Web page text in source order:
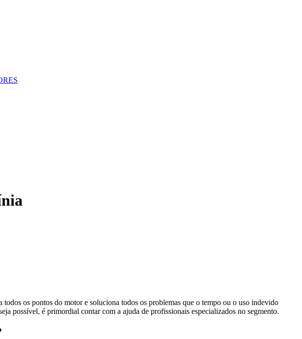
os pontos do motor e soluciona todos os problemas que o tempo ou o uso indevido
possível, é primordial contar com a ajuda de profissionais especializados no segmento.